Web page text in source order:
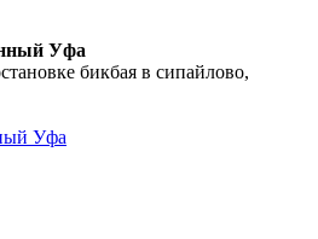
Уфа
бикбая в сипайлово,
Уфа